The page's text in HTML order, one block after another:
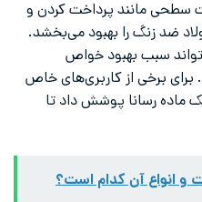
سطحی مانند پرداخت کردن و
ضد زنگ را بهبود می‌بخشد.
سبب بهبود خواص
برخی از کاربری‌های خاص
ماده رسانا پوشش داد تا
انواع آن کدام است؟